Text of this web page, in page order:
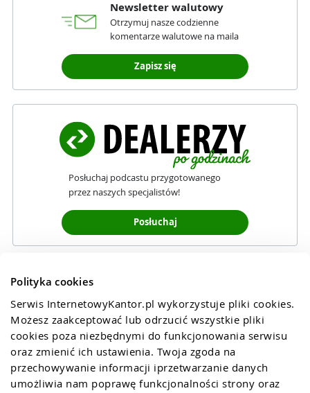
Polityka cookies
Serwis InternetowyKantor.pl wykorzystuje pliki cookies.
Możesz zaakceptować lub odrzucić wszystkie pliki
cookies poza niezbędnymi do funkcjonowania serwisu
oraz zmienić ich ustawienia. Twoja zgoda na
przechowywanie informacji iprzetwarzanie danych
umożliwia nam poprawę funkcjonalności strony oraz
Newsletter walutowy
Otrzymuj nasze codzienne
komentarze walutowe na maila
Zapisz się
Posłuchaj podcastu przygotowanego
przez naszych specjalistów!
Posłuchaj